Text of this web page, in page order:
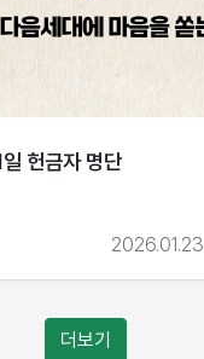
2026.01.23
헌금자 명단
더보기